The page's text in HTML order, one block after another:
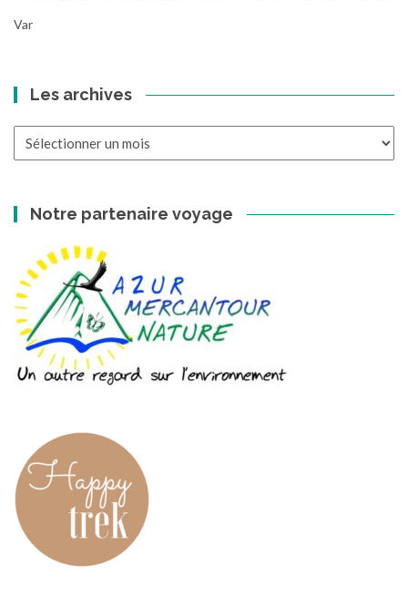
Var
Les archives
Notre partenaire voyage